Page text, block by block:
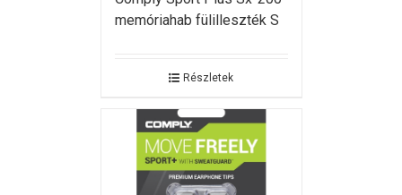
memóriahab fülilleszték S
Részletek